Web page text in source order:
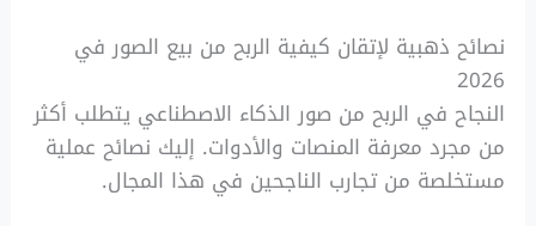
نصائح ذهبية لإتقان كيفية الربح من بيع الصور في
2026
النجاح في الربح من صور الذكاء الاصطناعي يتطلب أكثر
من مجرد معرفة المنصات والأدوات. إليك نصائح عملية
مستخلصة من تجارب الناجحين في هذا المجال.